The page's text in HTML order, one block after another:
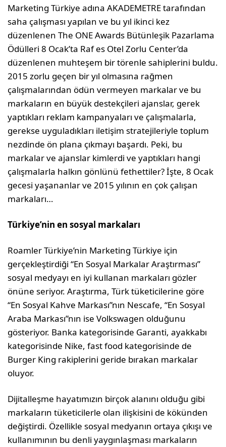
Marketing Türkiye adına AKADEMETRE tarafından
saha çalışması yapılan ve bu yıl ikinci kez
düzenlenen The ONE Awards Bütünleşik Pazarlama
Ödülleri 8 Ocak’ta Raf es Otel Zorlu Center’da
düzenlenen muhteşem bir törenle sahiplerini buldu.
2015 zorlu geçen bir yıl olmasına rağmen
çalışmalarından ödün vermeyen markalar ve bu
markaların en büyük destekçileri ajanslar, gerek
yaptıkları reklam kampanyaları ve çalışmalarla,
gerekse uyguladıkları iletişim stratejileriyle toplum
nezdinde ön plana çıkmayı başardı. Peki, bu
markalar ve ajanslar kimlerdi ve yaptıkları hangi
çalışmalarla halkın gönlünü fethettiler? İşte, 8 Ocak
gecesi yaşananlar ve 2015 yılının en çok çalışan
markaları…
Türkiye’nin en sosyal markaları
Roamler Türkiye’nin Marketing Türkiye için
gerçekleştirdiği “En Sosyal Markalar Araştırması”
sosyal medyayı en iyi kullanan markaları gözler
önüne seriyor. Araştırma, Türk tüketicilerine göre
“En Sosyal Kahve Markası”nın Nescafe, “En Sosyal
Araba Markası”nın ise Volkswagen olduğunu
gösteriyor. Banka kategorisinde Garanti, ayakkabı
kategorisinde Nike, fast food kategorisinde de
Burger King rakiplerini geride bırakan markalar
oluyor.
Dijitalleşme hayatımızın birçok alanını olduğu gibi
markaların tüketicilerle olan ilişkisini de kökünden
değiştirdi. Özellikle sosyal medyanın ortaya çıkışı ve
kullanımının bu denli yaygınlaşması markaların